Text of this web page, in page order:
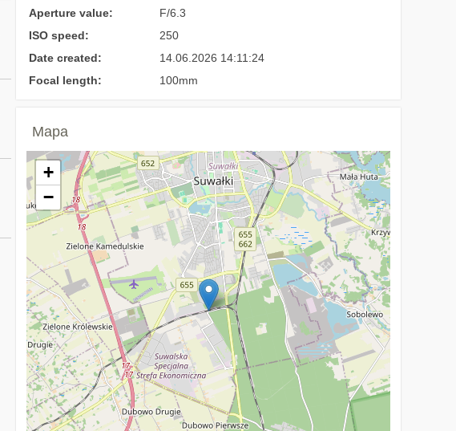
Aperture value:
F/6.3
ISO speed:
250
Date created:
14.06.2026 14:11:24
Focal length:
100mm
Mapa
+
−